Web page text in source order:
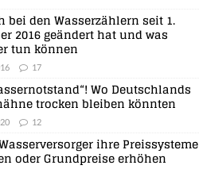
bei den Wasserzählern seit 1.
2016 geändert hat und was
tun können
17
Wo Deutschlands
trocken bleiben könnten
12
ihre Preissysteme
oder Grundpreise erhöhen